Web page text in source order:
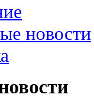
новости